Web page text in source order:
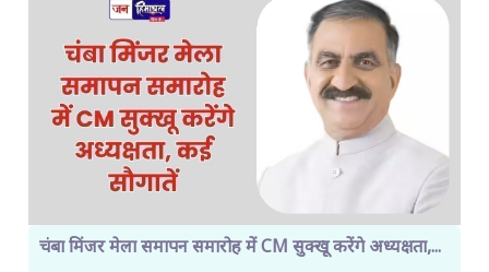
चंबा मिंजर मेला समापन समारोह में CM सुक्खू करेंगे अध्यक्षता,...